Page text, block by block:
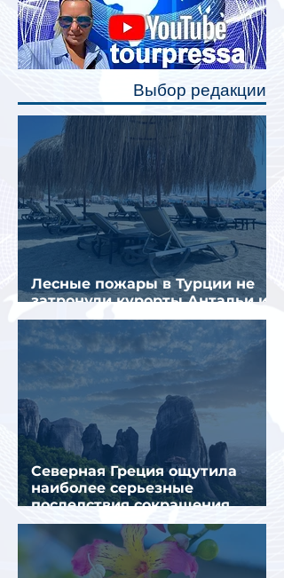
станут индивидуальные шторки у
каждого спального места. Они
позволят пассажирам закрыть свою
полку во время сна или отдыха,
Выбор редакции
Лесные пожары в Турции не
затронули курорты Антальи и
Муглы
Северная Греция ощутила
наиболее серьезные
последствия сокращения
турпотока из России